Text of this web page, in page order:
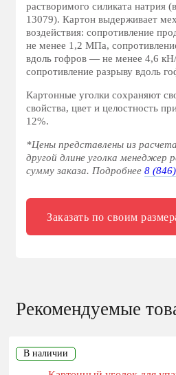
растворимого силиката натрия
13079). Картон выдерживает
воздействия: сопротивление
не менее 1,2 МПа,
вдоль гофров — не менее 4,6
сопротивление разрыву вдоль
Картонные уголки сохраняют
свойства, цвет и целостность
12%.
*Цены представлены из
другой длине уголка менеджер
сумму заказа. Подробнее 8
Заказать по своим
Рекомендуемые
В наличии